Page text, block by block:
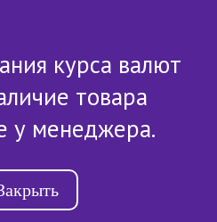
конфиденциальности
2-507-607
курса валют
товара
у менеджера.